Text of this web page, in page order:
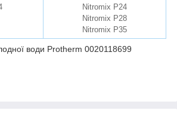
Nitromix P24
Nitromix P28
Nitromix P35
води Protherm 0020118699